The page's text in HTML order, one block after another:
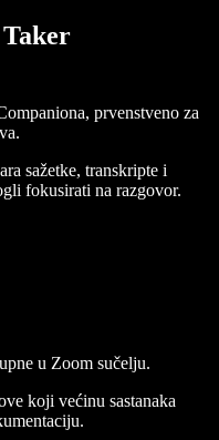
prvenstveno za
sažetke, transkripte i
fokusirati na razgovor.
u Zoom sučelju.
koji većinu sastanaka